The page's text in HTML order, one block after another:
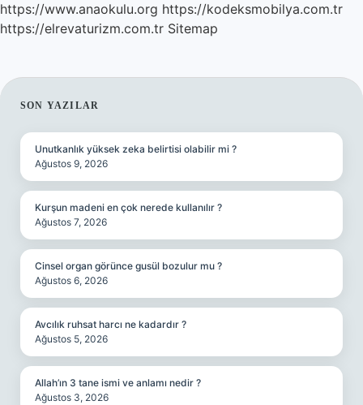
https://www.anaokulu.org https://kodeksmobilya.com.tr
https://elrevaturizm.com.tr Sitemap
SIDEBAR
SON YAZILAR
Unutkanlık yüksek zeka belirtisi olabilir mi ?
Ağustos 9, 2026
Kurşun madeni en çok nerede kullanılır ?
Ağustos 7, 2026
Cinsel organ görünce gusül bozulur mu ?
Ağustos 6, 2026
Avcılık ruhsat harcı ne kadardır ?
Ağustos 5, 2026
Allah’ın 3 tane ismi ve anlamı nedir ?
Ağustos 3, 2026